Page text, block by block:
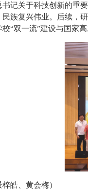
记关于科技创新的重
族复兴伟业。后续，
“双一流”建设与国家
皓、黄会梅）